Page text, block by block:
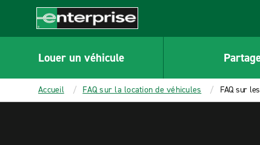
CONTENT
Enterprise
Louer un véhicule
Accueil FAQ sur la location de véhicules FAQ sur